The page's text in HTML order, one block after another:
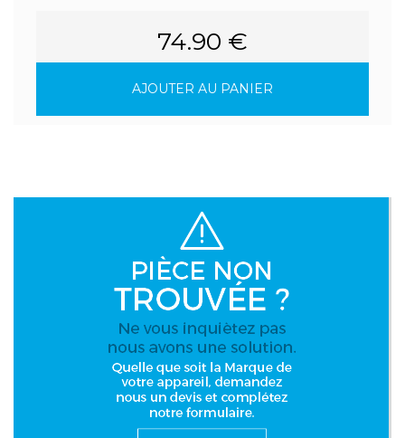
74.90 €
AJOUTER AU PANIER